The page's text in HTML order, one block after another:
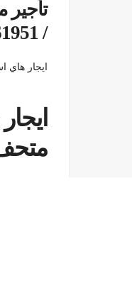
/ 01121761951
ايجار
متحف